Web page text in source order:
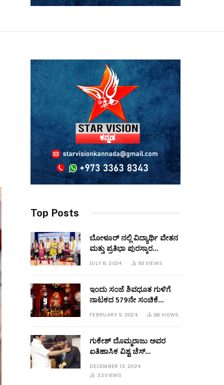
Top Posts
ಬೋಳೂರ್ ನಲ್ಲಿ ವಿದ್ಯಾರ್ಥಿ ವೇತನ
ಮತ್ತು ಪ್ರತಿಭಾ ಪುರಸ್ಕಾರ
ಕಾರ್ಯಕ್ರಮವನ್ನುಆಯೋಜಿಸಲಾಯಿತು
JULY 8, 2024 93 VIEWS
ಇಂದು ಸಂಜೆ ಶಿವಧೂತ ಗುಳಿಗೆ
ನಾಟಕದ 579ನೇ ಸಂಚಿಕೆ
FEBRUARY 9, 2024 88VIEWS
ಗುಕೇಶ್ ದೊಮ್ಮರಾಜು ಅವರ
ಐತಿಹಾಸಿಕ ವಿಶ್ವ ಚೆಸ್
DECEMBER 13, 2024
33VIEWS